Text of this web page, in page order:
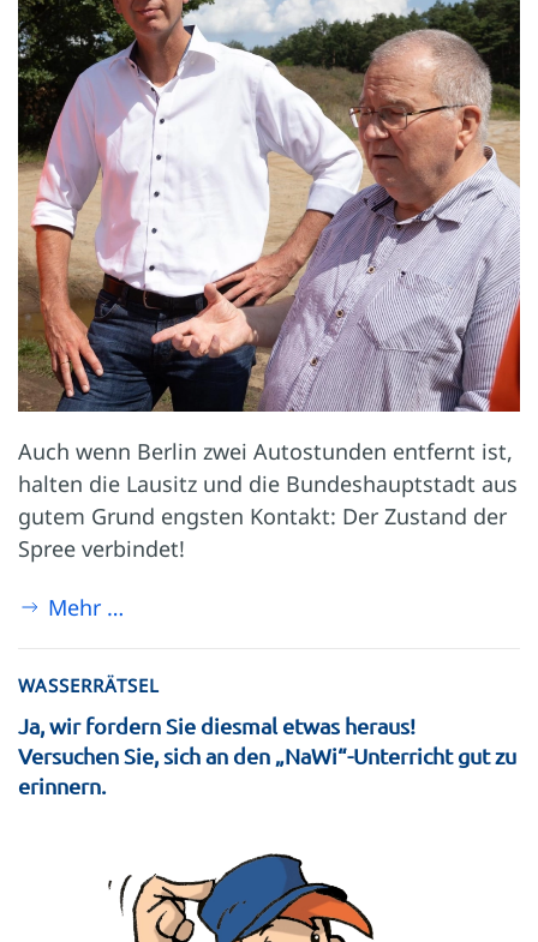
Auch wenn Berlin zwei Autostunden entfernt ist,
halten die Lausitz und die Bundeshauptstadt aus
gutem Grund engsten Kontakt: Der Zustand der
Spree verbindet!
Mehr …
WASSERRÄTSEL
Ja, wir fordern Sie diesmal etwas heraus!
Versuchen Sie, sich an den „NaWi“-Unterricht gut zu
erinnern.